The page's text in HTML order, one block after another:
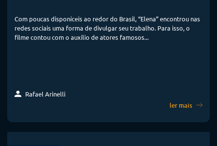
Com poucas disponíceis ao redor do Brasil, “Elena” encontrou nas
redes sociais uma forma de divulgar seu trabalho. Para isso, o
filme contou com o auxílio de atores famosos...
Rafael Arinelli
ler mais